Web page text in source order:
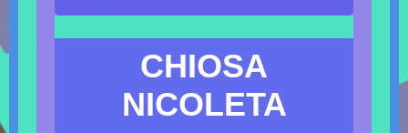
CHIOSA
NICOLETA